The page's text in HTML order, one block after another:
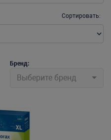
Сортировать:
Бренд:
Выберите бренд